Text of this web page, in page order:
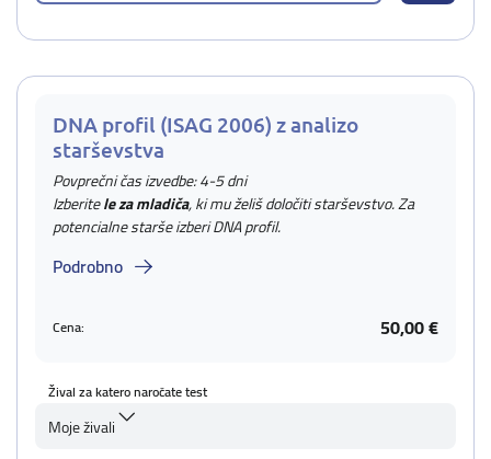
DNA profil (ISAG 2006) z analizo
starševstva
Povprečni čas izvedbe: 4-5 dni
Izberitele za mladiča, ki mu želiš določiti starševstvo. Za
potencialne starše izberi DNA profil.
Podrobno
Cena: 50,00 €
Žival za katero naročate test
Moje živali